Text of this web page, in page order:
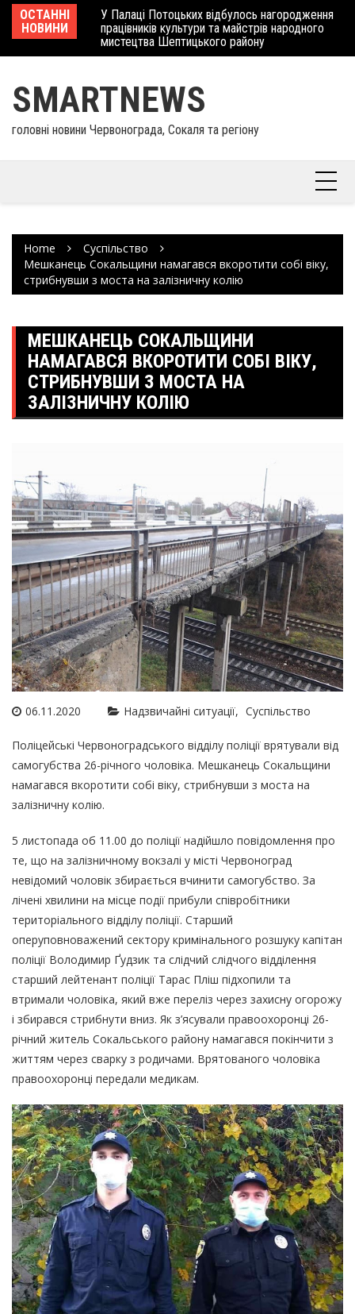
Skip
content
ОСТАННІ
НОВИНИ
У Палаці Потоцьких відбулось нагородження
працівників культури та майстрів народного
мистецтва Шептицького району
SMARTNEWS
головні новини Червонограда, Сокаля та регіону
Home
Суспільство
Мешканець Сокальщини намагався вкоротити собі віку,
стрибнувши з моста на залізничну колію
МЕШКАНЕЦЬ СОКАЛЬЩИНИ
НАМАГАВСЯ ВКОРОТИТИ СОБІ ВІКУ,
СТРИБНУВШИ З МОСТА НА
ЗАЛІЗНИЧНУ КОЛІЮ
06.11.2020 Надзвичайні ситуації Суспільство
Поліцейські Червоноградського відділу поліції врятували від
самогубства 26-річного чоловіка. Мешканець Сокальщини
намагався вкоротити собі віку, стрибнувши з моста на
залізничну колію.
5 листопада об 11.00 до поліції надійшло повідомлення про
те, що на залізничному вокзалі у місті Червоноград
невідомий чоловік збирається вчинити самогубство. За
лічені хвилини на місце події прибули співробітники
територіального відділу поліції. Старший
оперуповноважений сектору кримінального розшуку капітан
поліції Володимир Ґудзик та слідчий слідчого відділення
старший лейтенант поліції Тарас Пліш підхопили та
втримали чоловіка, який вже переліз через захисну огорожу
і збирався стрибнути вниз. Як з’ясували правоохоронці 26-
річний житель Сокальського району намагався покінчити з
життям через сварку з родичами. Врятованого чоловіка
правоохоронці передали медикам.